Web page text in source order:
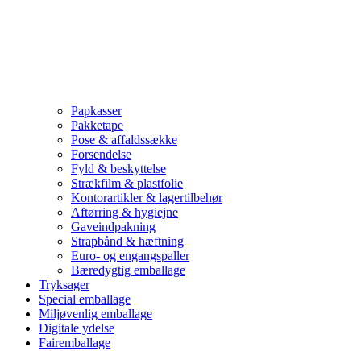
Papkasser
Pakketape
Pose & affaldssække
Forsendelse
Fyld & beskyttelse
Strækfilm & plastfolie
Kontorartikler & lagertilbehør
Aftørring & hygiejne
Gaveindpakning
Strapbånd & hæftning
Euro- og engangspaller
Bæredygtig emballage
Tryksager
Special emballage
Miljøvenlig emballage
Digitale ydelse
Fairemballage